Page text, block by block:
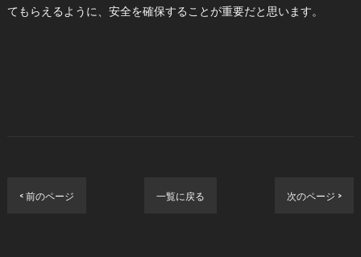
てもらえるように、安全を確保することが重要だと思います。
< 前のページ 一覧に戻る 次のページ >